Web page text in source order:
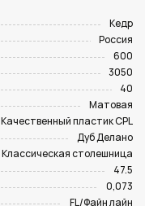
Кедр
Россия
600
3050
40
Матовая
Качественный пластик CPL
Дуб Делано
Классическая столешница
47.5
0,073
FL/Файн лайн